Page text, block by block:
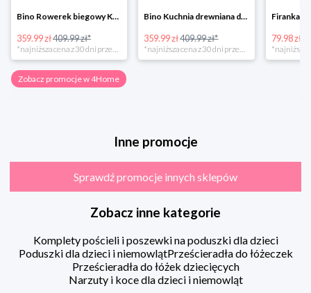
Bino Rowerek biegowy Krecik
359.99 zł409.99 zł*
Bino Kuchnia drewniana dla dzieci Provence
359.99 zł409.99 zł* 79.98 zł
Zobacz promocje w 4Home
Inne promocje
Sprawdź promocje innych sklepów
Zobacz inne kategorie
Komplety pościeli i poszewki na poduszki dla dzieci
Poduszki dla dzieci i niemowlątPrześcieradła do łóżeczek
Prześcieradła do łóżek dziecięcych
Narzuty i koce dla dzieci i niemowląt